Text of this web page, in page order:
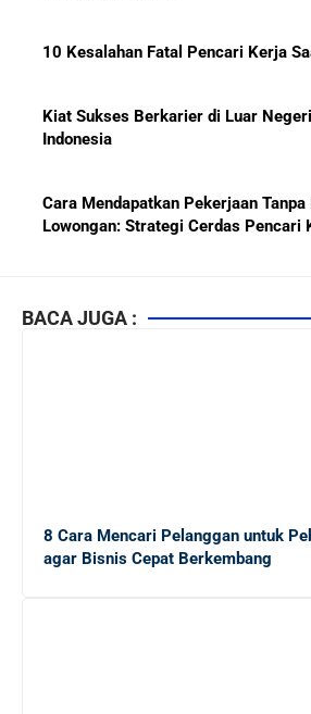
10 Kesalahan Fatal Pencari Kerja
Kiat Sukses Berkarier di Luar
Indonesia
Cara Mendapatkan Pekerjaan
Lowongan: Strategi Cerdas Pencari
bagi Fresh Graduate
Karier di Perusahaan Multinasional
Panduan Lengkap Bagi Pemula di
BACA JUGA :
8 Cara Mencari Pelanggan untuk
agar Bisnis Cepat Berkembang